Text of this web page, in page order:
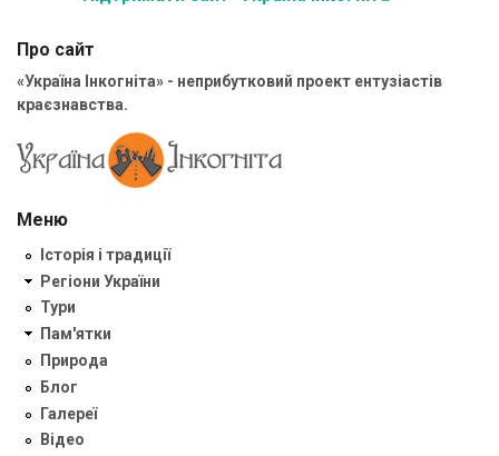
Про сайт
«Україна Інкогніта» - неприбутковий проект ентузіастів
краєзнавства.
Меню
Історія і традиції
Регіони України
Тури
Пам'ятки
Природа
Блог
Галереї
Відео